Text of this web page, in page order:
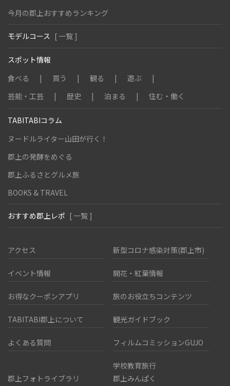
今月の郡上おすすめランキング
モデルコース [ 一覧 ]
スポット情報
食べる
買う 観る
遊ぶ
芸能・工芸
歴史 泊まる 住む・働く
TABITABIコラム
ヌードルライター山田が行く！
郡上の発酵をめぐる
郡上ふるさとグルメ旅
BOOKS & TRAVEL
おすすめ郡上レポ [ 一覧 ]
アクセス 新型コロナ感染対策(郡上市)
イベント情報 開花・紅葉情報
お得なクーポンアプリ 旅のお役立ちコンテンツ
TABITABI郡上について 観光ガイドブック
よくある質問 フィルムコミッションGUJO
郡上フォトライブラリ
学校教育旅行
郡上みんぱく